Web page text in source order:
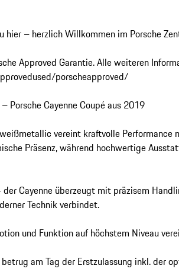
hier – herzlich Willkommen im Porsche
Approved Garantie. Alle weiteren
porscheapproved/
Porsche Cayenne Coupé aus 2019
vereint kraftvolle
Präsenz, während hochwertige
Cayenne überzeugt mit präzisem
Technik verbindet.
und Funktion auf höchstem Niveau
am Tag der Erstzulassung inkl. der